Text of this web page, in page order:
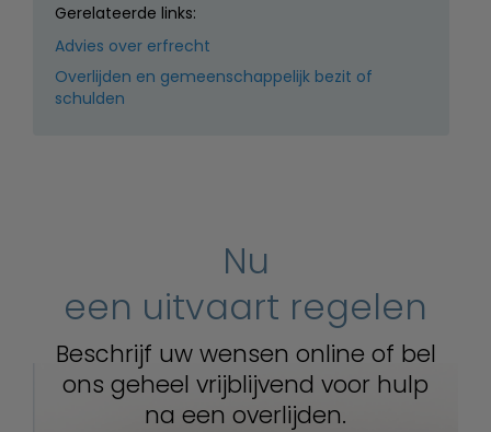
Gerelateerde links:
Advies over erfrecht
Overlijden en gemeenschappelijk bezit of
schulden
Nu
een uitvaart regelen
Beschrijf uw wensen online of bel
ons geheel vrijblijvend voor hulp
na een overlijden.